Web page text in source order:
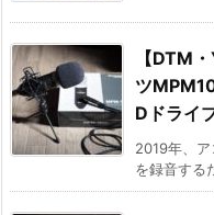
【DTM
ツ
Dドライ
2019年、
を録音する